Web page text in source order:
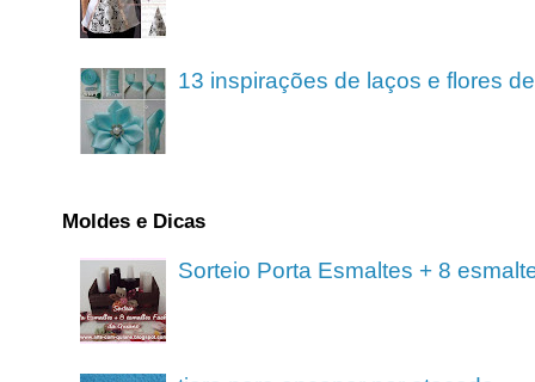
13 inspirações de laços e flores
Moldes e Dicas
Sorteio Porta Esmaltes + 8